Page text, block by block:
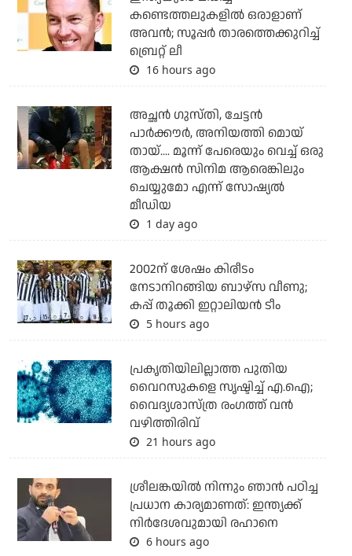
കണ്ടെത്തലുകളില്‍ ഒരാളാണ്
അവന്‍; സൂപ്പര്‍ താരത്തെക്കുറിച്ച്
ബ്രെറ്റ് ലീ
16 hours ago
അച്ഛന്‍ ഗുസ്തി, ചേട്ടന്‍
പാര്‍ക്കൗര്‍, അനിയത്തി മൊയ്
തായ്.... മൂന്ന് പേരെയും വെച്ച് ഒരു
ആക്ഷന്‍ സിനിമ ആരെങ്കിലും
ചെയ്യുമോ എന്ന് സോഷ്യല്‍
മീഡിയ
1 day ago
2002ന് ശേഷം കിരീടം
നേടാനിറങ്ങിയ ബാഴ്സ വീണു;
കപ്പ് തൂക്കി ഇറ്റാലിയൻ ടീം
5 hours ago
പ്രകൃതിയിലില്ലാത്ത പുതിയ
വൈറസുകളെ സൃഷ്ടിച്ച് എ.ഐ;
വൈദ്യശാസ്ത്ര രംഗത്ത് വന്‍
വഴിത്തിരിവ്
21 hours ago
ശ്രീലങ്കയില്‍ നിന്നും ഞാന്‍ പഠിച്ച
പ്രധാന കാര്യമാണത്: ഇന്ത്യക്ക്
നിര്‍ദേശവുമായി രഹാനെ
6 hours ago